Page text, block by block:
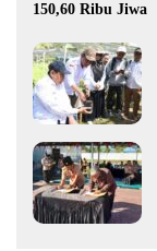
150,60 Ribu Jiwa